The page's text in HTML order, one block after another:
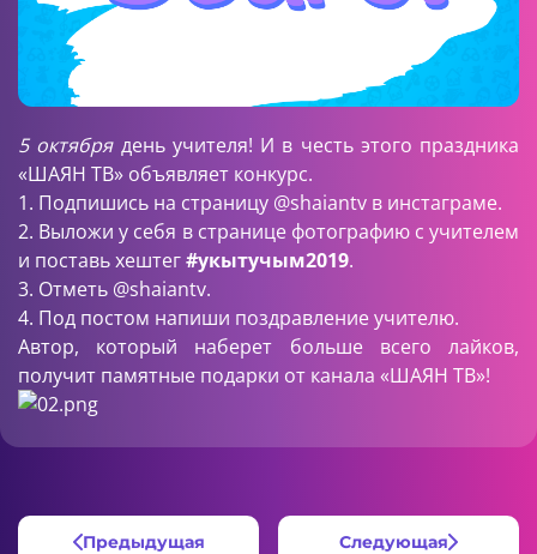
5 октябрядень учителя! И в честь этого праздника
«ШАЯН ТВ» объявляет конкурс.
1. Подпишись на страницу @shaiantv в инстаграме.
2. Выложи у себя в странице фотографию с учителем
и поставь хештег#укытучым2019.
3. Отметь @shaiantv.
4. Под постом напиши поздравление учителю.
Автор, который наберет больше всего лайков,
получит памятные подарки от канала «ШАЯН ТВ»!
Предыдущая Следующая